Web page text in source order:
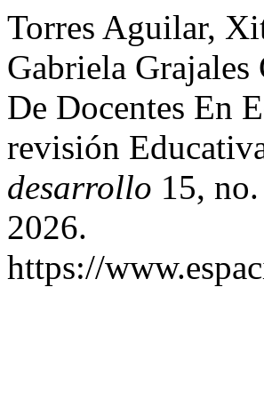
Torres Aguilar,
Gabriela
De Docentes En
revisión
desarrollo 15,
2026.
https://